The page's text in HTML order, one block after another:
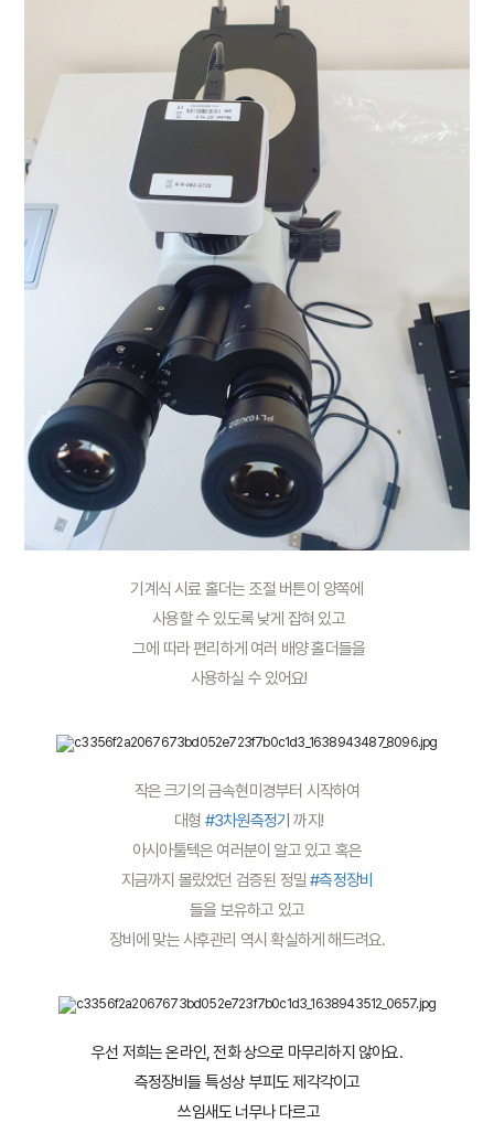
기계식 시료 홀더는 조절 버튼이 양쪽에
사용할 수 있도록 낮게 잡혀 있고
그에 따라 편리하게 여러 배양 홀더들을
사용하실 수 있어요!
작은 크기의 금속현미경부터 시작하여
대형 #3차원측정기 까지!
아시아툴텍은 여러분이 알고 있고 혹은
지금까지 몰랐었던 검증된 정밀 #측정장비
들을 보유하고 있고
장비에 맞는 사후관리 역시 확실하게 해드려요.
우선 저희는 온라인, 전화 상으로 마무리하지 않아요.
측정장비들 특성상 부피도 제각각이고
쓰임새도 너무나 다르고